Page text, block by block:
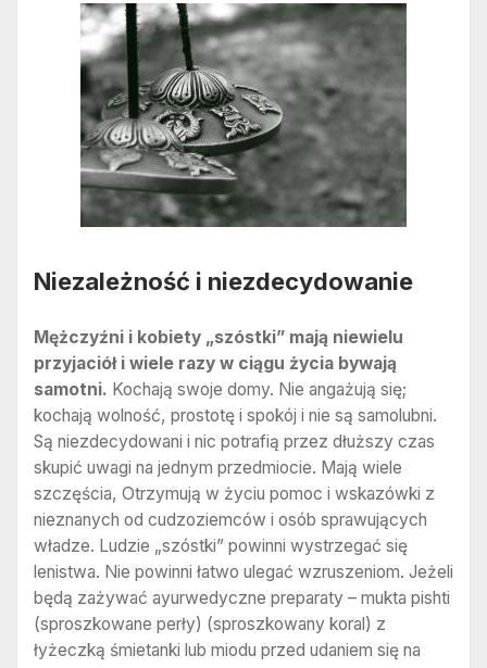
Niezależność i niezdecydowanie
Mężczyźni i kobiety „szóstki” mają niewielu
przyjaciół i wiele razy w ciągu życia bywają
samotni. Kochają swoje domy. Nie angażują się;
kochają wolność, prostotę i spokój i nie są samolubni.
Są niezdecydowani i nic potrafią przez dłuższy czas
skupić uwagi na jednym przedmiocie. Mają wiele
szczęścia, Otrzymują w życiu pomoc i wskazówki z
nieznanych od cudzoziemców i osób sprawujących
władze. Ludzie „szóstki” powinni wystrzegać się
lenistwa. Nie powinni łatwo ulegać wzruszeniom. Jeżeli
będą zażywać ayurwedyczne preparaty – mukta pishti
(sproszkowane perły) (sproszkowany koral) z
łyżeczką śmietanki lub miodu przed udaniem się na